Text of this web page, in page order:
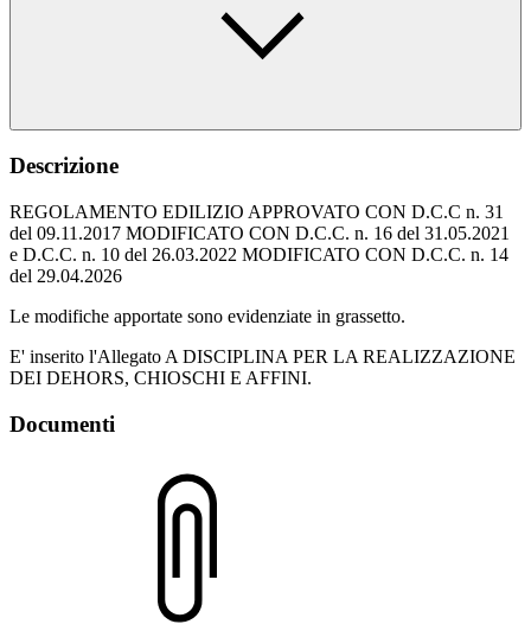
Descrizione
REGOLAMENTO EDILIZIO APPROVATO CON D.C.C n. 31
del 09.11.2017 MODIFICATO CON D.C.C. n. 16 del 31.05.2021
e D.C.C. n. 10 del 26.03.2022 MODIFICATO CON D.C.C. n. 14
del 29.04.2026
Le modifiche apportate sono evidenziate in grassetto.
E' inserito l'Allegato A DISCIPLINA PER LA REALIZZAZIONE
DEI DEHORS, CHIOSCHI E AFFINI.
Documenti